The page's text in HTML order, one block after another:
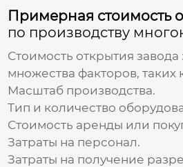
Примерная стоимость
по производству
Стоимость открытиязавода
множества факторов, таких
Масштаб производства.
Тип и количество
Стоимость аренды или
Затраты на персонал.
Затраты на получение